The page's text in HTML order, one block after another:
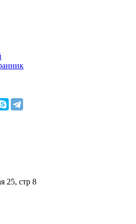
25, стр 8